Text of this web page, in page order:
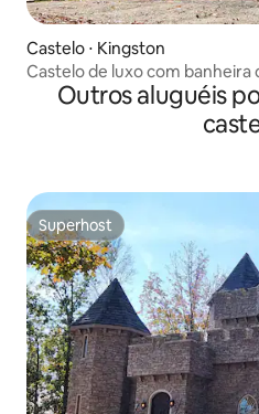
Castelo ⋅ Kingston
Castelo de luxo com banheira
pessoas com caça ao tesouro!
Outros aluguéis
Superhost
Superhost